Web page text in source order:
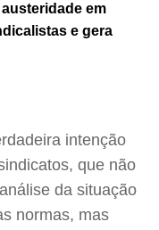
em
e gera
intenção
que não
da situação
normas, mas